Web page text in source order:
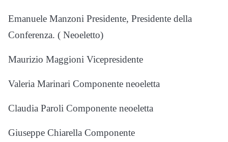
Emanuele Manzoni Presidente, Presidente della
Conferenza. ( Neoeletto)
Maurizio Maggioni Vicepresidente
Valeria Marinari Componente neoeletta
Claudia Paroli Componente neoeletta
Giuseppe Chiarella Componente